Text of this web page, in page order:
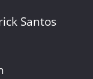
Santos